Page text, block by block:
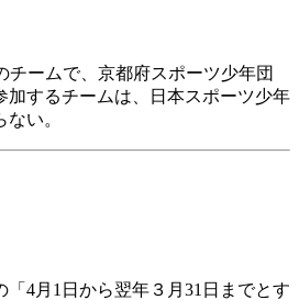
チームで、京都府スポーツ少年団
加するチームは、日本スポーツ少年
い。
「4月1日から翌年３月31日までとす